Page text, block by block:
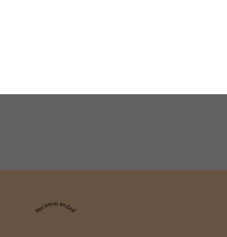
Recommended